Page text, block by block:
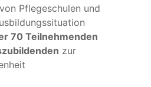
von Pflegeschulen und
70 Teilnehmenden
zur